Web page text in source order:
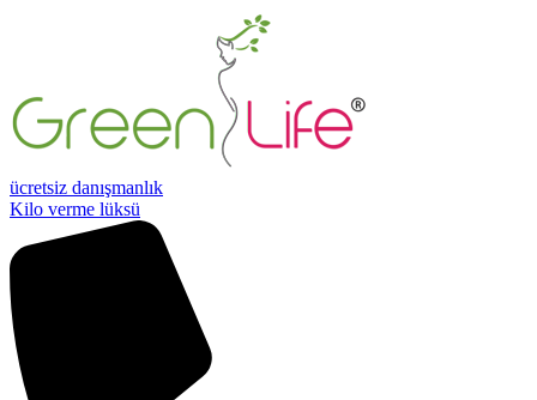
ücretsiz danışmanlık
Kilo verme lüksü